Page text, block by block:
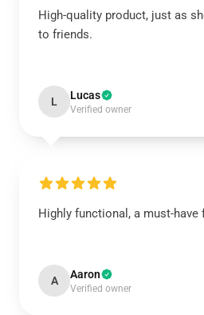
High-quality product, just as
to friends.
L Lucas
Verified owner
Highly functional, a must-have
A Aaron
Verified owner